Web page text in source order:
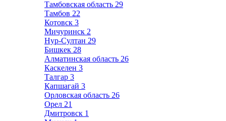
Тамбовская область 29
Тамбов 22
Котовск 3
Мичуринск 2
Нур-Султан 29
Бишкек 28
Алматинская область 26
Каскелен 3
Талгар 3
Капшагай 3
Орловская область 26
Орел 21
Дмитровск 1